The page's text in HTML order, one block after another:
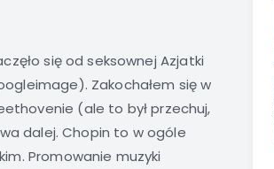
się od seksownej Azjatki
Zakochałem się w
(ale to był przechuj,
dalej. Chopin to w ogóle
Promowanie muzyki